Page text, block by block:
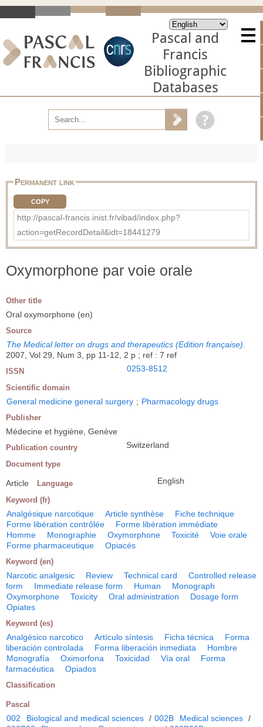
Pascal and
Francis
Bibliographic
Databases
Permanent link
COPY
http://pascal-francis.inist.fr/vibad/index.php?
action=getRecordDetail&idt=18441279
Oxymorphone par voie orale
Other title
Oral oxymorphone (en)
Source
The Medical letter on drugs and therapeutics (Edition française)
2007, Vol 29, Num 3, pp 11-12, 2 p ; ref : 7 ref
ISSN 0253-8512
Scientific domain
General medicine general surgery ; Pharmacology drugs
Publisher
Médecine et hygiène, Genève
Publication country Switzerland
Document type
Article Language English
Keyword (fr)
Analgésique narcotique Article synthèse
Fiche technique
Forme libération contrôlée
Forme libération immédiate
Homme
Monographie Oxymorphone Toxicité
Voie orale
Forme pharmaceutique
Opiacés
Keyword (en)
Narcotic analgesic Review Technical card
Controlled release
form
Immediate release form Human
Monograph
Oxymorphone
Toxicity Oral administration
Dosage form
Opiates
Keyword (es)
Analgésico narcotico Artículo síntesis Ficha técnica
Forma
liberación controlada
Forma liberación inmediata
Hombre
Monografía
Oximorfona Toxicidad Vía oral
Forma
farmacéutica
Opiados
Classification
Pascal
002 Biological and medical sciences / 002B Medical sciences /